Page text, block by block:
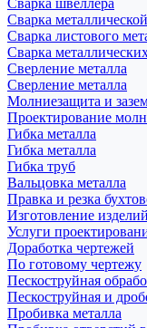
Сварка швеллера
Сварка
Сварка листового
Сварка
Сверление металла
Сверление металла
Молниезащита и
Проектирование
Гибка металла
Гибка металла
Гибка труб
Вальцовка металла
Правка и резка
Изготовление
Услуги
Доработка чертежей
По готовому чертежу
Пескоструйная
Пескоструйная и
Пробивка металла